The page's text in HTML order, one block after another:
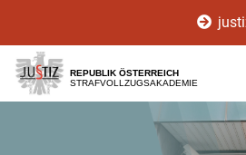
[1]
[2]
[3]
REPUBLIK ÖSTERREICH
STRAFVOLLZUGSAKADEMIE